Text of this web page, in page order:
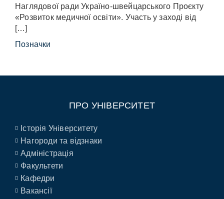
Наглядової ради Україно-швейцарського Проєкту
«Розвиток медичної освіти». Участь у заході від
[…]
Позначки
ПРО УНІВЕРСИТЕТ
Історія Університету
Нагороди та відзнаки
Адміністрація
Факультети
Кафедри
Вакансії